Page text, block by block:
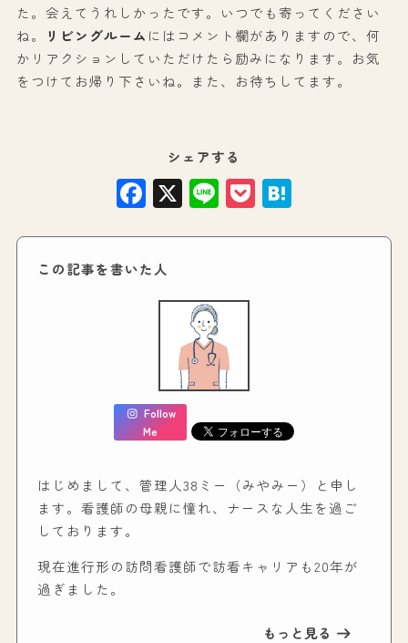
た。会えてうれしかったです。いつでも寄ってください
ね。
リビングルーム にはコメント欄がありますので、何
かリアクションしていただけたら励みになります。お気
をつけてお帰り下さいね。また、お待ちしてます。
シェアする
Facebook
X LinePocket
この記事を書いた人
Follow
Me
はじめまして、管理人38ミー（みやみー）と申し
ます。看護師の母親に憧れ、ナースな人生を過ご
しております。
現在進行形の訪問看護師で訪看キャリアも20年が
過ぎました。
もっと見る